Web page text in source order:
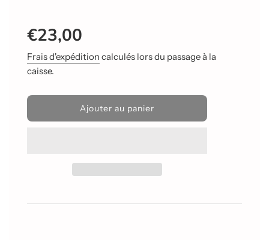
réduit
régulier
€23,00
Frais d'expédition calculés lors du passage à la
caisse.
C
e
m
Ajouter au panier